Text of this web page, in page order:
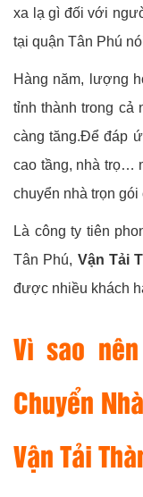
xa lạ gì đối với
tại quận Tân Phú
Hàng năm, lượng
tỉnh thành trong cả
càng tăng.Để đáp
cao tầng, nhà trọ…
chuyển nhà trọn
Là công ty tiên
Tân Phú, Vận Tải
được nhiều khách
Vì sao
Chuyển
Vận Tải